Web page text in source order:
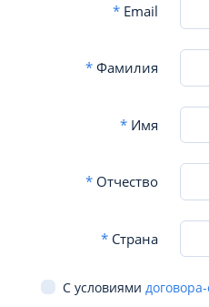
*Email
*Фамилия
*Имя
*Отчество
*Страна
С условиями